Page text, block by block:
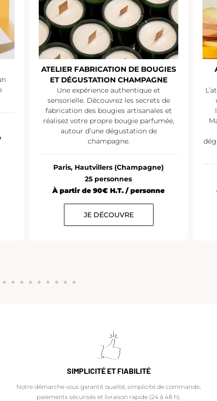
ATELIER FABRICATION DE BOUGIES
ET DÉGUSTATION CHAMPAGNE
Une expérience authentique et
sensorielle. Découvrez les secrets de
fabrication des bougies artisanales et
réalisez votre propre bougie parfumée,
autour d’une dégustation de
champagne.
Paris, Hautvillers (Champagne)
25 personnes
À partir de 90€ H.T. / personne
JE DÉCOUVRE
SIMPLICITÉ ET FIABILITÉ
Notre démarche vous garantit qualité, simplicité de commande,
paiements sécurisés et livraison rapide (24 à 48 h).